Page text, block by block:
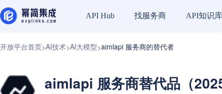
API Hub 找服务商 API知识库
开放平台首页>AI技术>AI大模型>aimlapi 服务商的替代者
aimlapi 服务商替代品（